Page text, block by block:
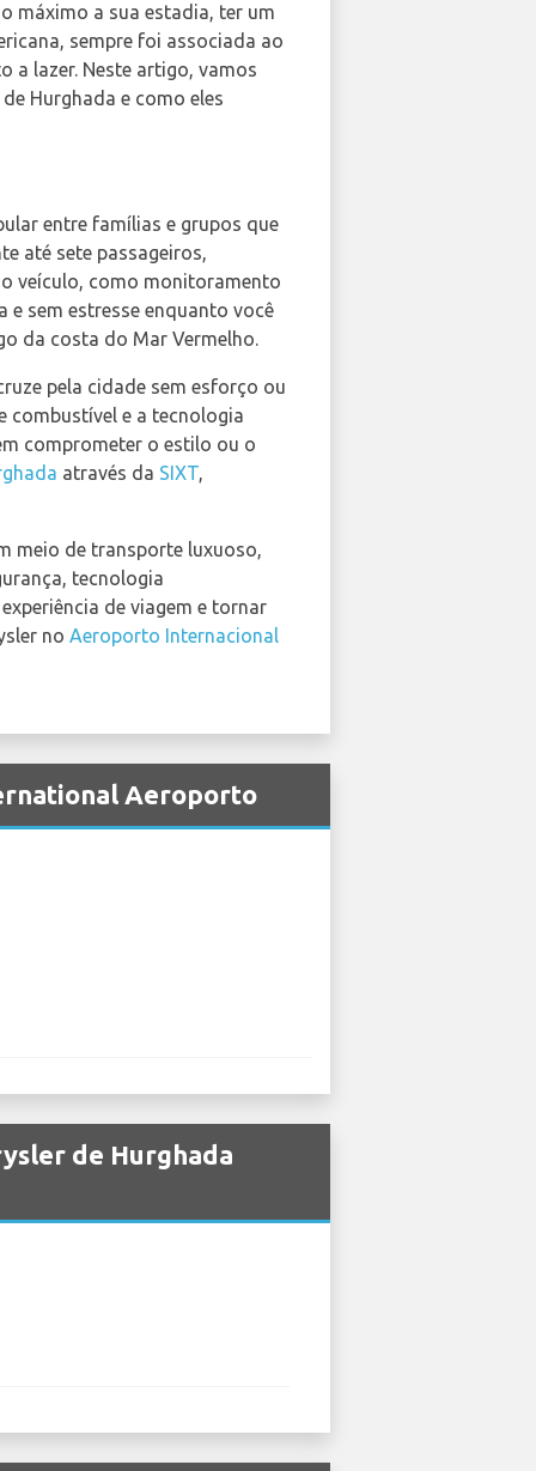
máximo a sua estadia, ter um
sempre foi associada ao
a lazer. Neste artigo, vamos
Hurghada e como eles
entre famílias e grupos que
até sete passageiros,
veículo, como monitoramento
sem estresse enquanto você
da costa do Mar Vermelho.
pela cidade sem esforço ou
combustível e a tecnologia
comprometer o estilo ou o
através da SIXT,
meio de transporte luxuoso,
tecnologia
de viagem e tornar
no Aeroporto Internacional
Aeroporto
de Hurghada